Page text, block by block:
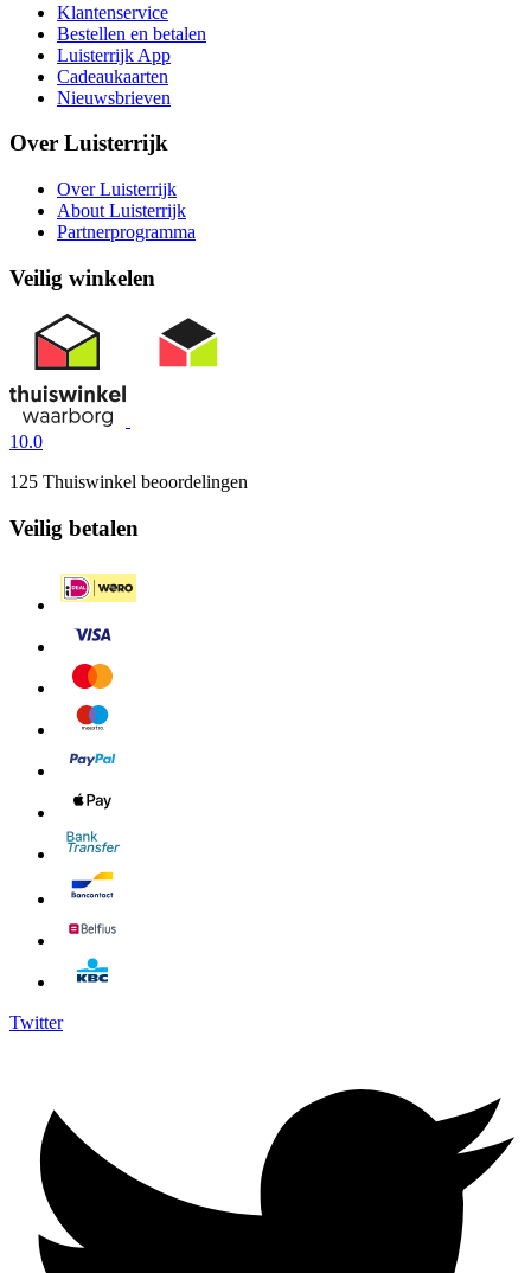
Klantenservice
Bestellen en betalen
Luisterrijk App
Cadeaukaarten
Nieuwsbrieven
Over Luisterrijk
Over Luisterrijk
About Luisterrijk
Partnerprogramma
Veilig winkelen
10.0
125 Thuiswinkel beoordelingen
Veilig betalen
Twitter